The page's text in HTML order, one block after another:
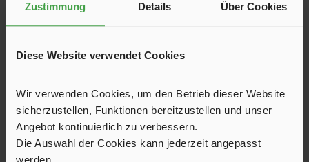
Zustimmung Details Über Cookies
Diese Website verwendet Cookies
Wir verwenden Cookies, um den Betrieb dieser Website
sicherzustellen, Funktionen bereitzustellen und unser
Angebot kontinuierlich zu verbessern.
Die Auswahl der Cookies kann jederzeit angepasst
werden.
/ T6
Batterie unter dem Sitz.